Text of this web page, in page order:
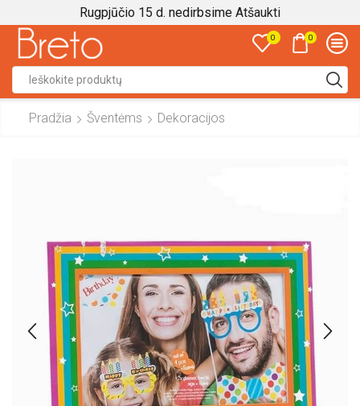
Rugpjūčio 15 d. nedirbsime Atšaukti
0 0
input
Pradžia Šventėms Dekoracijos